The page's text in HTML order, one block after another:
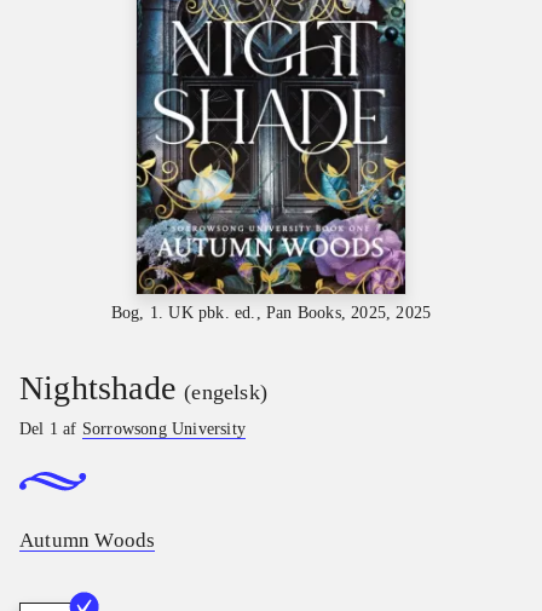
Bog, 1. UK pbk. ed., Pan Books, 2025, 2025
Nightshade (engelsk)
Del 1 af Sorrowsong University
Autumn Woods